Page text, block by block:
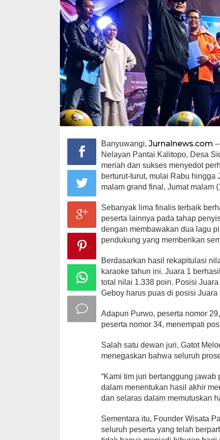
Banyuwangi,Jurnalnews.com
Nelayan Pantai Kalitopo, Desa
meriah dan sukses menyedot
berturut-turut, mulai Rabu
malam grand final, Jumat malam
Sebanyak lima finalis terbaik
peserta lainnya pada tahap
dengan membawakan dua lagu
pendukung yang memberikan
Berdasarkan hasil rekapitulasi
karaoke tahun ini. Juara 1
total nilai 1.338 poin. Posisi
Geboy harus puas di posisi
Adapun Purwo, peserta nomor
peserta nomor 34, menempati
Salah satu dewan juri, Gatot
menegaskan bahwa seluruh
“Kami tim juri bertanggung
dalam menentukan hasil akhir
dan selaras dalam memutuskan
Sementara itu, Founder Wisata
seluruh peserta yang telah